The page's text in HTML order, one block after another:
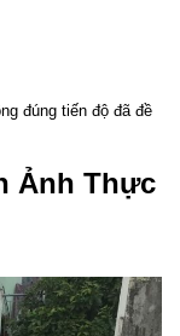
đúng tiến độ đã đề
Ảnh Thực